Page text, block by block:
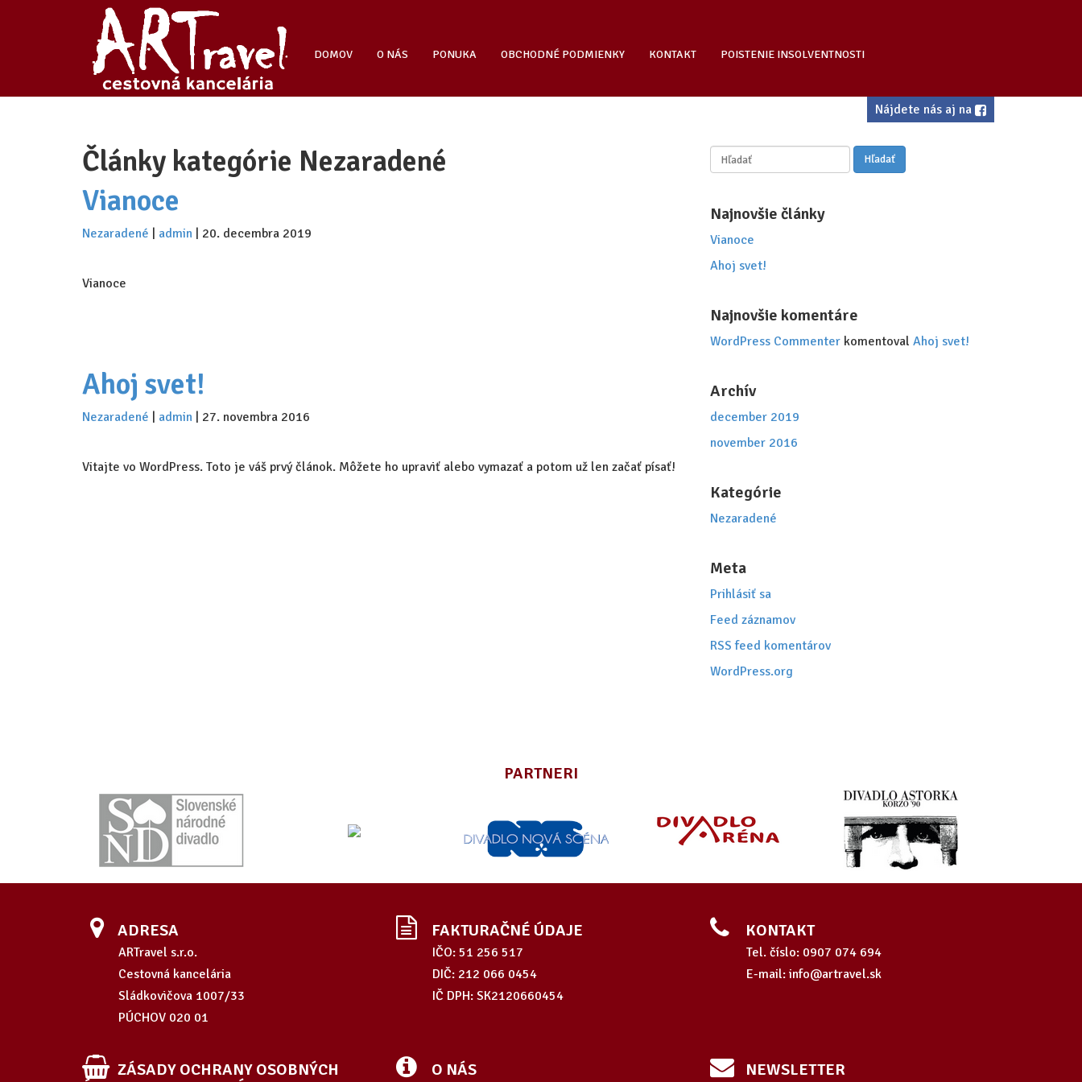
DOMOV O NÁS PONUKA OBCHODNÉ PODMIENKY KONTAKT POISTENIE INSOLVENTNOSTI
Nájdete nás aj na
Články kategórie Nezaradené
Vianoce
Nezaradené admin 20. decembra 2019
Vianoce
Ahoj svet!
Nezaradené admin 27. novembra 2016
Vitajte vo WordPress. Toto je váš prvý článok. Môžete ho upraviť alebo vymazať a potom už len začať písať!
Hľadať:
Najnovšie články
Vianoce
Ahoj svet!
Najnovšie komentáre
WordPress Commenter komentoval Ahoj svet!
Archív
december 2019
november 2016
Kategórie
Nezaradené
Meta
Prihlásiť sa
Feed záznamov
RSS feed komentárov
WordPress.org
PARTNERI
ADRESA
ARTravel s.r.o.
Cestovná kancelária
Sládkovičova 1007/33
PÚCHOV 020 01
FAKTURAČNÉ ÚDAJE
IČO: 51 256 517
DIČ: 212 066 0454
IČ DPH: SK2120660454
KONTAKT
Tel. číslo: 0907 074 694
E-mail: info@artravel.sk
ZÁSADY OCHRANY OSOBNÝCH
O NÁS NEWSLETTER